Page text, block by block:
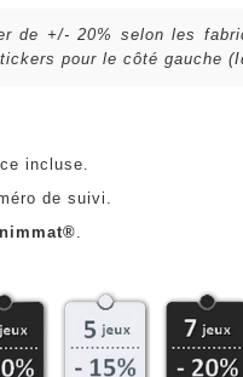
de +/- 20% selon les
pour le côté gauche
incluse.
de suivi.